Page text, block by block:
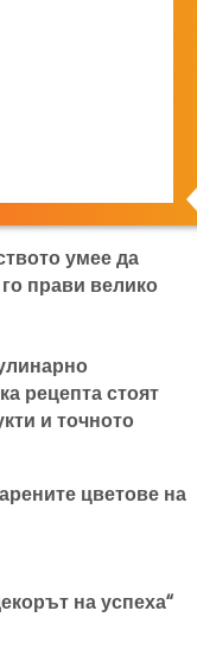
умее да
прави велико
рецепта стоят
и точното
цветове на
на успеха“